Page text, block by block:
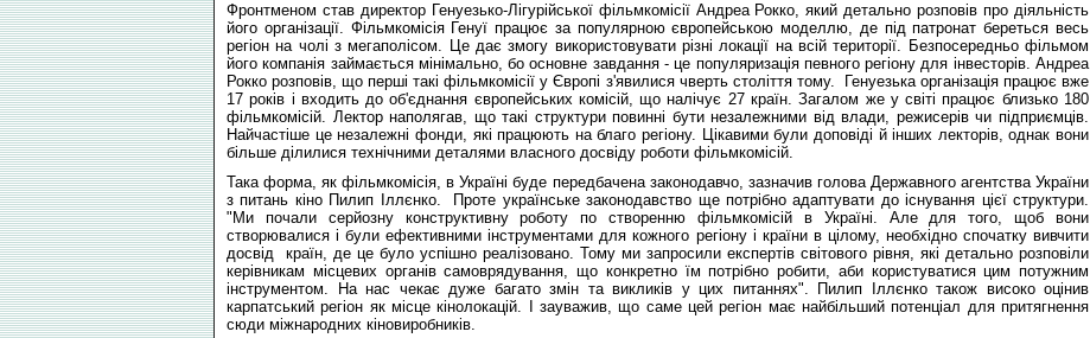
Фронтменом став директор Генуезько-Лігурійської фільмкомісії Андреа Рокко, який детально розповів про діяльність
його організації. Фільмкомісія Генуї працює за популярною європейською моделлю, де під патронат береться весь
регіон на чолі з мегаполісом. Це дає змогу використовувати різні локації на всій території. Безпосередньо фільмом
його компанія займається мінімально, бо основне завдання - це популяризація певного регіону для інвесторів. Андреа
Рокко розповів, що перші такі фільмкомісії у Європі з'явилися чверть століття тому. Генуезька організація працює вже
17 років і входить до об'єднання європейських комісій, що налічує 27 країн. Загалом же у світі працює близько 180
фільмкомісій. Лектор наполягав, що такі структури повинні бути незалежними від влади, режисерів чи підприємців.
Найчастіше це незалежні фонди, які працюють на благо регіону. Цікавими були доповіді й інших лекторів, однак вони
більше ділилися технічними деталями власного досвіду роботи фільмкомісій.
Така форма, як фільмкомісія, в Україні буде передбачена законодавчо, зазначив голова Державного агентства України
з питань кіно Пилип Іллєнко. Проте українське законодавство ще потрібно адаптувати до існування цієї структури.
"Ми почали серйозну конструктивну роботу по створенню фільмкомісій в Україні. Але для того, щоб вони
створювалися і були ефективними інструментами для кожного регіону і країни в цілому, необхідно спочатку вивчити
досвід країн, де це було успішно реалізовано. Тому ми запросили експертів світового рівня, які детально розповіли
керівникам місцевих органів самоврядування, що конкретно їм потрібно робити, аби користуватися цим потужним
інструментом. На нас чекає дуже багато змін та викликів у цих питаннях". Пилип Іллєнко також високо оцінив
карпатський регіон як місце кінолокацій. І зауважив, що саме цей регіон має найбільший потенціал для притягнення
сюди міжнародних кіновиробників.